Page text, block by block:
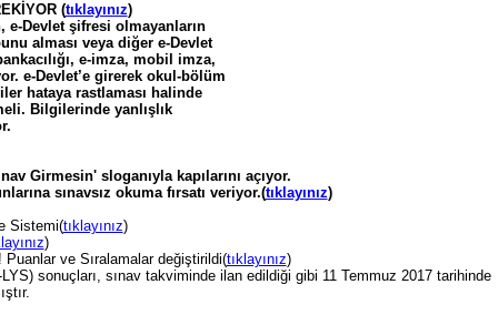
(tıklayınız)
e-Devlet şifresi olmayanların
alması veya diğer e-Devlet
e-imza, mobil imza,
e-Devlet’e girerek okul-bölüm
hataya rastlaması halinde
Bilgilerinde yanlışlık
sloganıyla kapılarını açıyor.
sınavsız okuma fırsatı veriyor.(tıklayınız)
Sistemi(tıklayınız)
)
ve Sıralamalar değiştirildi(tıklayınız)
sonuçları, sınav takviminde ilan edildiği gibi 11 Temmuz 2017 tarihinde